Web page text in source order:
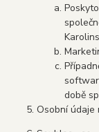
době
Osobní údaje